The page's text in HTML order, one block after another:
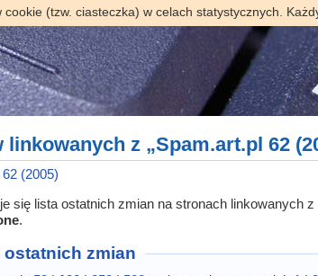
(tzw. ciasteczka) w celach statystycznych.
linkowanych z „Spam.art.pl 62
(2005)
się lista ostatnich zmian na stronach linkowanych
.
ostatnich zmian